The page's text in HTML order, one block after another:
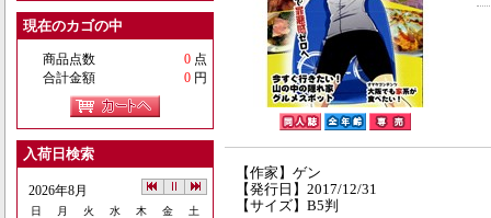
現在のカゴの中
商品点数 0 点
合計金額
0 円
入荷日検索
2026年8月
日 月 火 水 木 金 土
【作家】ゲン
【発行日】2017/12/31
【サイズ】B5判